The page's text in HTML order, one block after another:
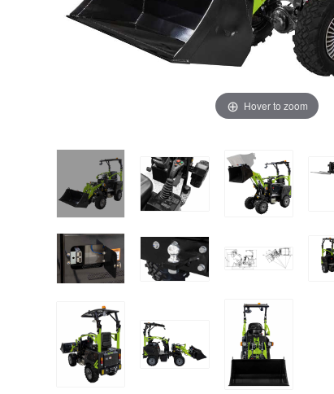
Hover to zoom